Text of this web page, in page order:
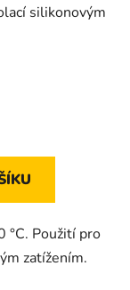
silikonovým
°C. Použití pro
zatížením.